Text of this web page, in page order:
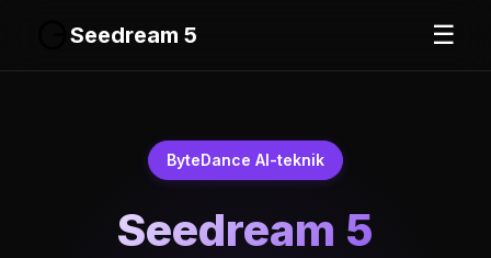
Seedream 5 ☰
ByteDance AI-teknik
Seedream 5